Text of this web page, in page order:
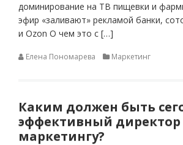
доминирование на ТВ пищевки и
эфир «заливают» рекламой банки,
и Ozon О чем это с […]
Елена Пономарева Маркетинг
Каким должен быть
эффективный директор
маркетингу?